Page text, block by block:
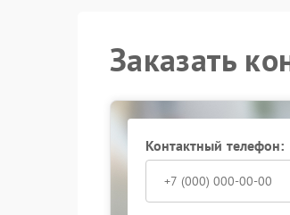
Заказать
Контактный телефон: